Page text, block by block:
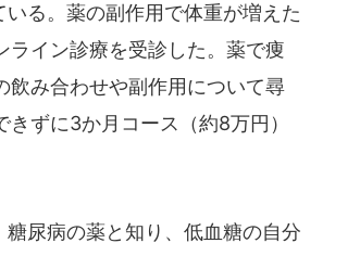
る。薬の副作用で体重が増えた
ライン診療を受診した。薬で痩
飲み合わせや副作用について尋
ずに3か月コース（約8万円）
尿病の薬と知り、低血糖の自分